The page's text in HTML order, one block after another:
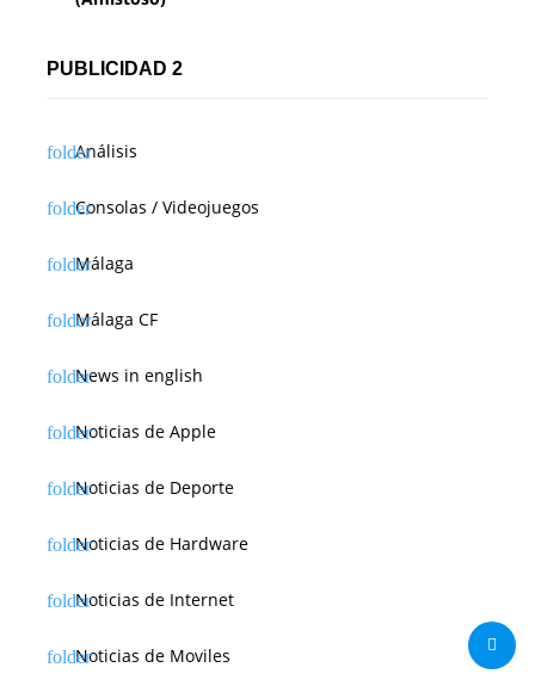
PUBLICIDAD 2
Análisis
Consolas / Videojuegos
Málaga
Málaga CF
News in english
Noticias de Apple
Noticias de Deporte
Noticias de Hardware
Noticias de Internet
Noticias de Moviles